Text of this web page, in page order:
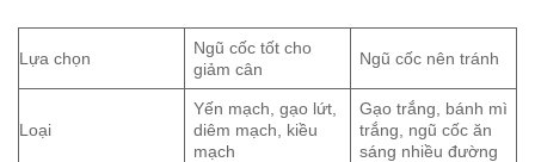
Lựa chọn
Ngũ cốc tốt cho
giảm cân
Ngũ cốc nên tránh
Loại
Yến mạch, gạo lứt,
diêm mạch, kiều
mạch
Gạo trắng, bánh mì
trắng, ngũ cốc ăn
sáng nhiều đường